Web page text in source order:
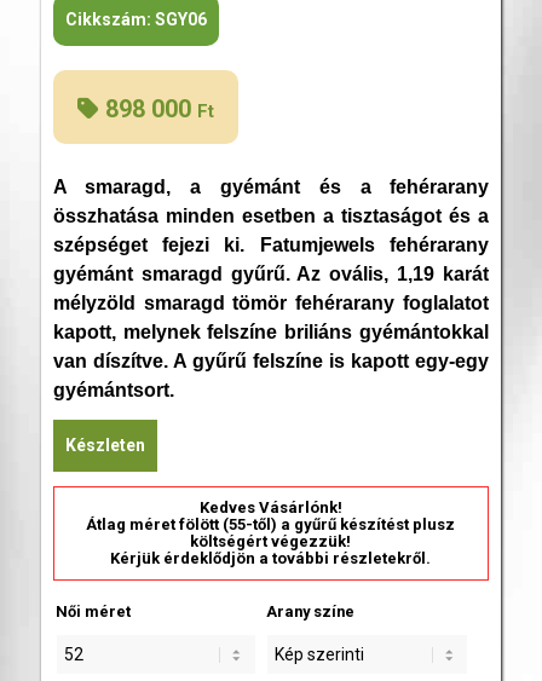
Cikkszám: SGY06
898 000 Ft
A smaragd, a gyémánt és a fehérarany
összhatása minden esetben a tisztaságot és a
szépséget fejezi ki. Fatumjewels fehérarany
gyémánt smaragd gyűrű. Az ovális, 1,19 karát
mélyzöld smaragd tömör fehérarany foglalatot
kapott, melynek felszíne briliáns gyémántokkal
van díszítve. A gyűrű felszíne is kapott egy-egy
gyémántsort.
Készleten
Kedves Vásárlónk!
Átlag méret fölött (55-től) a gyűrű készítést plusz
költségért végezzük!
Kérjük érdeklődjön a további részletekről.
Női méret Arany színe